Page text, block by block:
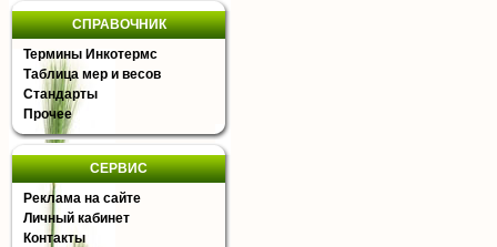
СПРАВОЧНИК
Термины Инкотермс
Таблица мер и весов
Стандарты
Прочее
СЕРВИС
Реклама на сайте
Личный кабинет
Контакты